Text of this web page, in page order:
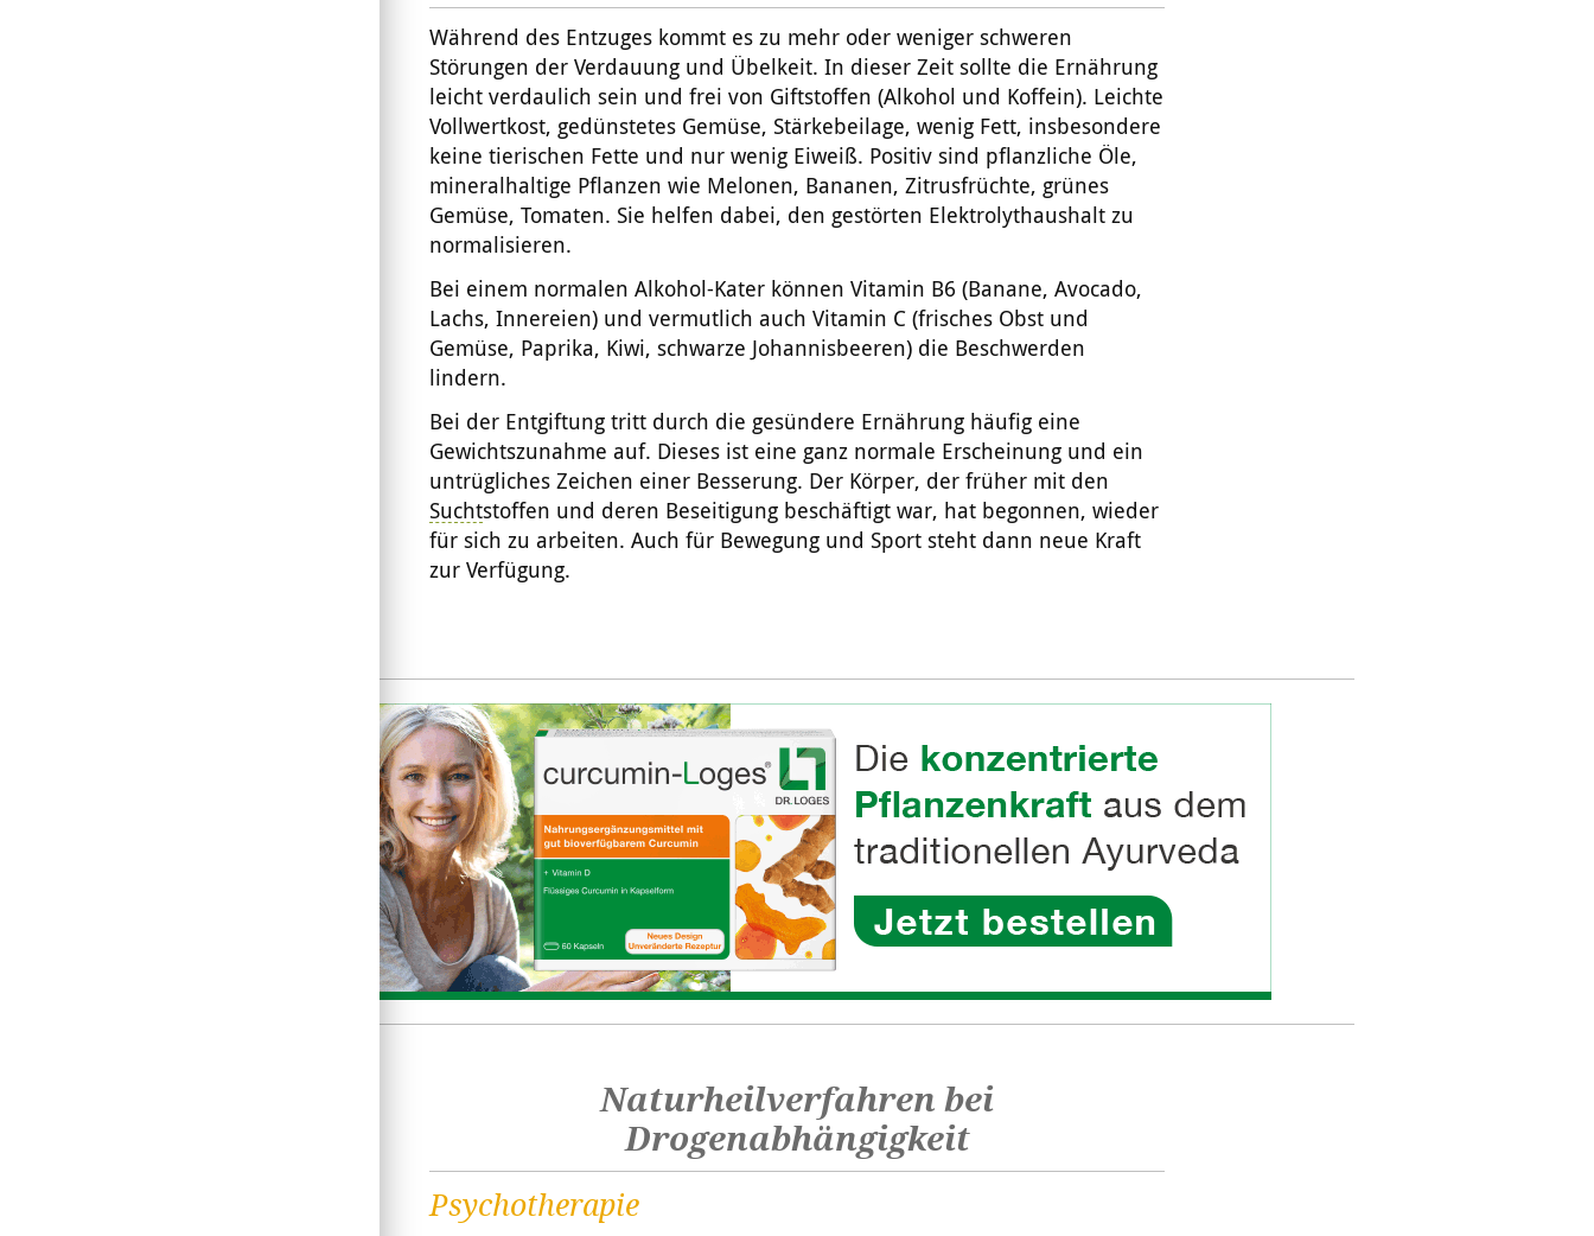
Während des Entzuges kommt es zu mehr oder weniger schweren
Störungen der Verdauung und Übelkeit. In dieser Zeit sollte die Ernährung
leicht verdaulich sein und frei von Giftstoffen (Alkohol und Koffein). Leichte
Vollwertkost, gedünstetes Gemüse, Stärkebeilage, wenig Fett, insbesondere
keine tierischen Fette und nur wenig Eiweiß. Positiv sind pflanzliche Öle,
mineralhaltige Pflanzen wie Melonen, Bananen, Zitrusfrüchte, grünes
Gemüse, Tomaten. Sie helfen dabei, den gestörten Elektrolythaushalt zu
normalisieren.
Bei einem normalen Alkohol-Kater können Vitamin B6 (Banane, Avocado,
Lachs, Innereien) und vermutlich auch Vitamin C (frisches Obst und
Gemüse, Paprika, Kiwi, schwarze Johannisbeeren) die Beschwerden
lindern.
Bei der Entgiftung tritt durch die gesündere Ernährung häufig eine
Gewichtszunahme auf. Dieses ist eine ganz normale Erscheinung und ein
untrügliches Zeichen einer Besserung. Der Körper, der früher mit den
Suchtstoffen und deren Beseitigung beschäftigt war, hat begonnen, wieder
für sich zu arbeiten. Auch für Bewegung und Sport steht dann neue Kraft
zur Verfügung.
Naturheilverfahren bei
Drogenabhängigkeit
Psychotherapie